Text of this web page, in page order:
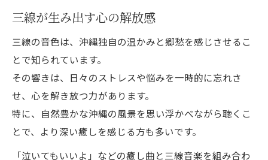
三線が生み出す心の解放感
三線の音色は、沖縄独自の温かみと郷愁を感じさせるこ
とで知られています。
その響きは、日々のストレスや悩みを一時的に忘れさ
せ、心を解き放つ力があります。
特に、自然豊かな沖縄の風景を思い浮かべながら聴くこ
とで、より深い癒しを感じる方も多いです。
「泣いてもいいよ」などの癒し曲と三線音楽を組み合わ